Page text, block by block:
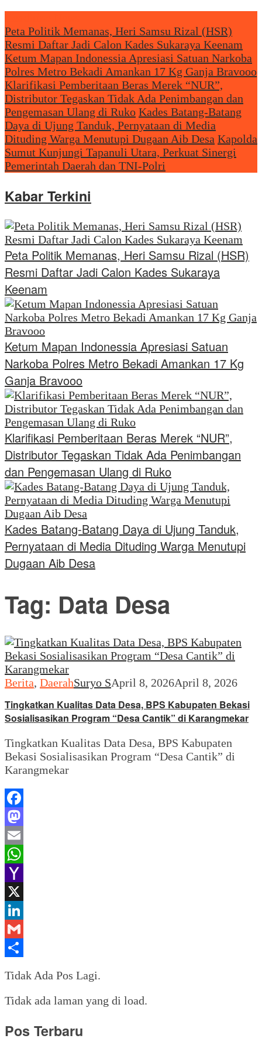
Peta Politik Memanas, Heri Samsu Rizal (HSR)
Resmi Daftar Jadi Calon Kades Sukaraya Keenam
Ketum Mapan Indonessia Apresiasi Satuan Narkoba
Polres Metro Bekadi Amankan 17 Kg Ganja Bravooo
Klarifikasi Pemberitaan Beras Merek “NUR”,
Distributor Tegaskan Tidak Ada Penimbangan dan
Pengemasan Ulang di Ruko Kades Batang-Batang
Daya di Ujung Tanduk, Pernyataan di Media
Dituding Warga Menutupi Dugaan Aib Desa Kapolda
Sumut Kunjungi Tapanuli Utara, Perkuat Sinergi
Pemerintah Daerah dan TNI-Polri
Kabar Terkini
Peta Politik Memanas, Heri Samsu Rizal (HSR)
Resmi Daftar Jadi Calon Kades Sukaraya
Keenam
Ketum Mapan Indonessia Apresiasi Satuan
Narkoba Polres Metro Bekadi Amankan 17 Kg
Ganja Bravooo
Klarifikasi Pemberitaan Beras Merek “NUR”,
Distributor Tegaskan Tidak Ada Penimbangan
dan Pengemasan Ulang di Ruko
Kades Batang-Batang Daya di Ujung Tanduk,
Pernyataan di Media Dituding Warga Menutupi
Dugaan Aib Desa
Tag: Data Desa
Berita, DaerahSuryo SApril 8, 2026April 8, 2026
Tingkatkan Kualitas Data Desa, BPS Kabupaten Bekasi
Sosialisasikan Program “Desa Cantik” di Karangmekar
Tingkatkan Kualitas Data Desa, BPS Kabupaten
Bekasi Sosialisasikan Program “Desa Cantik” di
Karangmekar
Facebook
Mastodon
Email
WhatsApp
Yahoo
Mail
X
LinkedIn
Gmail
Tidak Ada Pos Lagi.
Tidak ada laman yang di load.
Pos Terbaru